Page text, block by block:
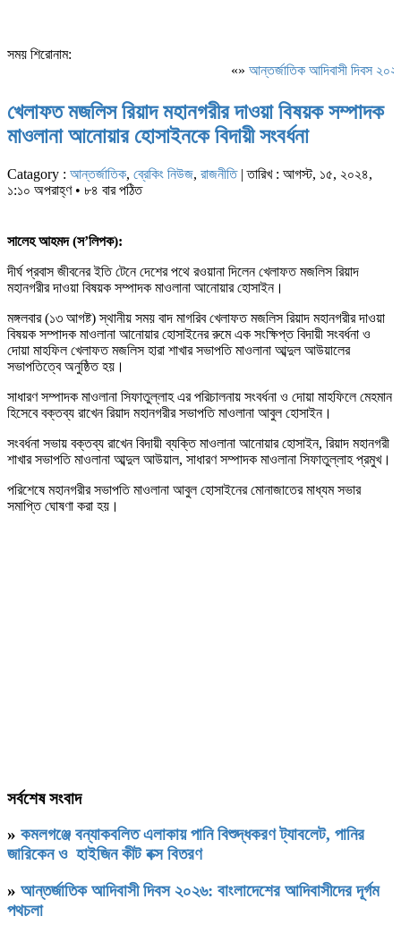
সময় শিরোনাম:
«»আন্তর্জাতিক আদিবাসী দিবস ২০২৬:
খেলাফত মজলিস রিয়াদ মহানগরীর দাওয়া বিষয়ক সম্পাদক
মাওলানা আনোয়ার হোসাইনকে বিদায়ী সংবর্ধনা
Catagory : আন্তর্জাতিক, ব্রেকিং নিউজ, রাজনীতি| তারিখ : আগস্ট, ১৫, ২০২৪,
১:১০ অপরাহ্ণ • ৮৪ বার পঠিত
সালেহ আহমদ (স’লিপক):
দীর্ঘ প্রবাস জীবনের ইতি টেনে দেশের পথে রওয়ানা দিলেন খেলাফত মজলিস রিয়াদ
মহানগরীর দাওয়া বিষয়ক সম্পাদক মাওলানা আনোয়ার হোসাইন।
মঙ্গলবার (১৩ আগষ্ট) স্থানীয় সময় বাদ মাগরিব খেলাফত মজলিস রিয়াদ মহানগরীর দাওয়া
বিষয়ক সম্পাদক মাওলানা আনোয়ার হোসাইনের রুমে এক সংক্ষিপ্ত বিদায়ী সংবর্ধনা ও
দোয়া মাহফিল খেলাফত মজলিস হারা শাখার সভাপতি মাওলানা আব্দুল আউয়ালের
সভাপতিত্বে অনুষ্ঠিত হয়।
সাধারণ সম্পাদক মাওলানা সিফাতুল্লাহ এর পরিচালনায় সংবর্ধনা ও দোয়া মাহফিলে মেহমান
হিসেবে বক্তব্য রাখেন রিয়াদ মহানগরীর সভাপতি মাওলানা আবুল হোসাইন।
সংবর্ধনা সভায় বক্তব্য রাখেন বিদায়ী ব্যক্তি মাওলানা আনোয়ার হোসাইন, রিয়াদ মহানগরী
শাখার সভাপতি মাওলানা আব্দুল আউয়াল, সাধারণ সম্পাদক মাওলানা সিফাতুল্লাহ প্রমুখ।
পরিশেষে মহানগরীর সভাপতি মাওলানা আবুল হোসাইনের মোনাজাতের মাধ্যম সভার
সমাপ্তি ঘোষণা করা হয়।
সর্বশেষ সংবাদ
» কমলগঞ্জে বন্যাকবলিত এলাকায় পানি বিশুদ্ধকরণ ট্যাবলেট, পানির
জারিকেন ও হাইজিন কীট বক্স বিতরণ
» আন্তর্জাতিক আদিবাসী দিবস ২০২৬: বাংলাদেশের আদিবাসীদের দূর্গম
পথচলা